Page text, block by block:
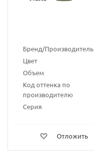
Бренд/Производитель
Цвет
Объем
Код оттенка по
производителю
Серия
Отложить